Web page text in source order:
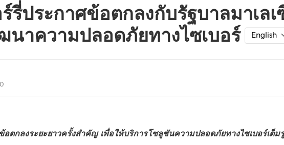
Malaysia
Australia
Energy
General
FIFA
รี่ประกาศข้อตกลงกับรัฐบาลมาเล
นาความปลอดภัยทางไซเบอร์
English
อตกลงระยะยาวครั้งสำคัญ เพื่อให้บริการโซลูชันความปลอดภัยทางไซเบอร์เต็ม